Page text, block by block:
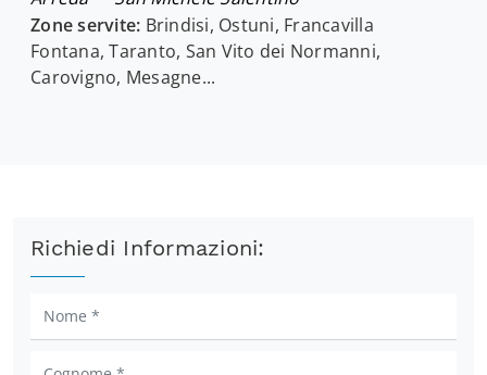
Zone servite: Brindisi, Ostuni, Francavilla
Fontana, Taranto, San Vito dei Normanni,
Carovigno, Mesagne...
Richiedi Informazioni: